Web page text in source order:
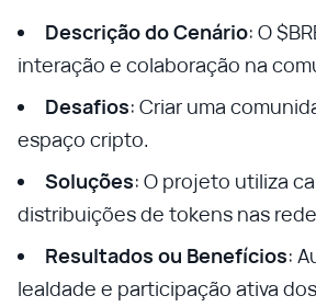
Descrição do Cenário: O
interação e colaboração na
Desafios: Criar uma
espaço cripto.
Soluções: O projeto utiliza
distribuições de tokens nas
Resultados ou Benefícios:
lealdade e participação ativa